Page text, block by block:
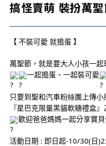
搞怪賣萌 裝扮萬
【 不裝可愛 就搗蛋 】
萬聖節，就是要大人小孩一起
一起搗蛋、一起裝可愛
只要到聖和汽車粉絲團上傳
『星巴克限量黑貓軟糖禮盒
歡迎爸爸媽媽一起分享寶
活動日期 : 即日起-10/30(日